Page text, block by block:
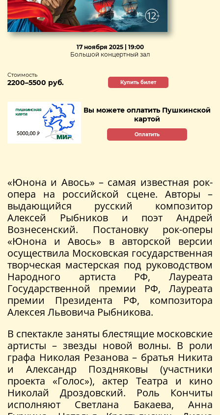
17 ноября 2025 | 19:00
Большой концертный зал
Стоимость
2200–5500 руб. Купить билет
Вы можете оплатить Пушкинской
картой
Оплатить
«Юнона и Авось» – самая известная рок-
опера на российской сцене. Авторы –
выдающийся русский композитор
Алексей Рыбников и поэт Андрей
Вознесенский. Постановку рок-оперы
«Юнона и Авось» в авторской версии
осуществила Московская государственная
творческая мастерская под руководством
Народного артиста РФ, Лауреата
Государственной премии РФ, Лауреата
премии Президента РФ, композитора
Алексея Львовича Рыбникова.
В спектакле заняты блестящие московские
артисты – звезды новой волны. В роли
графа Николая Резанова – братья Никита
и Александр Поздняковы (участники
проекта «Голос»), актер Театра и кино
Николай Дроздовский. Роль Кончиты
исполняют Светлана Бакаева, Анна